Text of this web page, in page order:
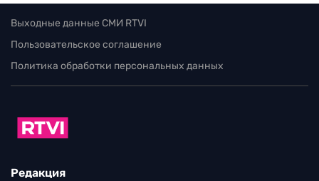
Выходные данные СМИ RTVI
Пользовательское соглашение
Политика обработки персональных данных
Редакция